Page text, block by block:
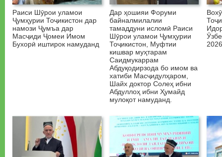
Раиси Шӯрои уламои
Ҷумҳурии Тоҷикистон дар
намози Ҷумъа дар
Масҷиди Ҷомеи Имом
Бухорӣ иштирок намуданд
Дар ҳошияи Форуми
байналмилалии
тамаддуни исломӣ Раиси
Шӯрои уламои Ҷумҳурии
Тоҷикистон, Муфтии
кишвар муҳтарам
Саидмукаррам
Абдуқодирзода бо имом ва
хатиби Масҷидулҳаром,
Шайх доктор Солеҳ ибни
Абдуллоҳ ибни Ҳумайд
мулоқот намуданд.